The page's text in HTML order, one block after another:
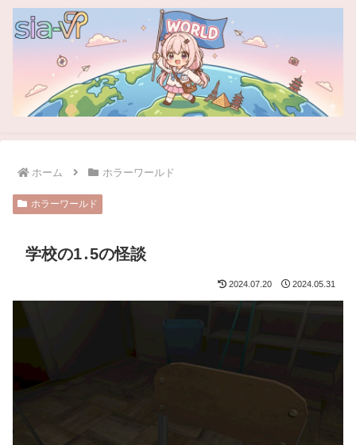
ホーム ホラーワールド
ホラーワールド
学校の1․5の怪談
2024.07.20 2024.05.31